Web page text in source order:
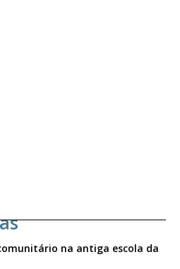
na antiga escola da